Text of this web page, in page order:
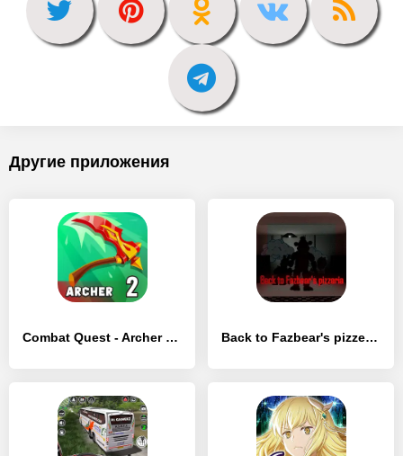
Другие приложения
Combat Quest - Archer Hero RPG - [MOD Много монет] Back to Fazbear's pizzeria - [MOD Много монет]